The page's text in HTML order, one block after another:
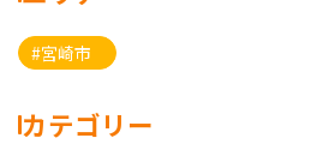
#宮崎市
カテゴリー